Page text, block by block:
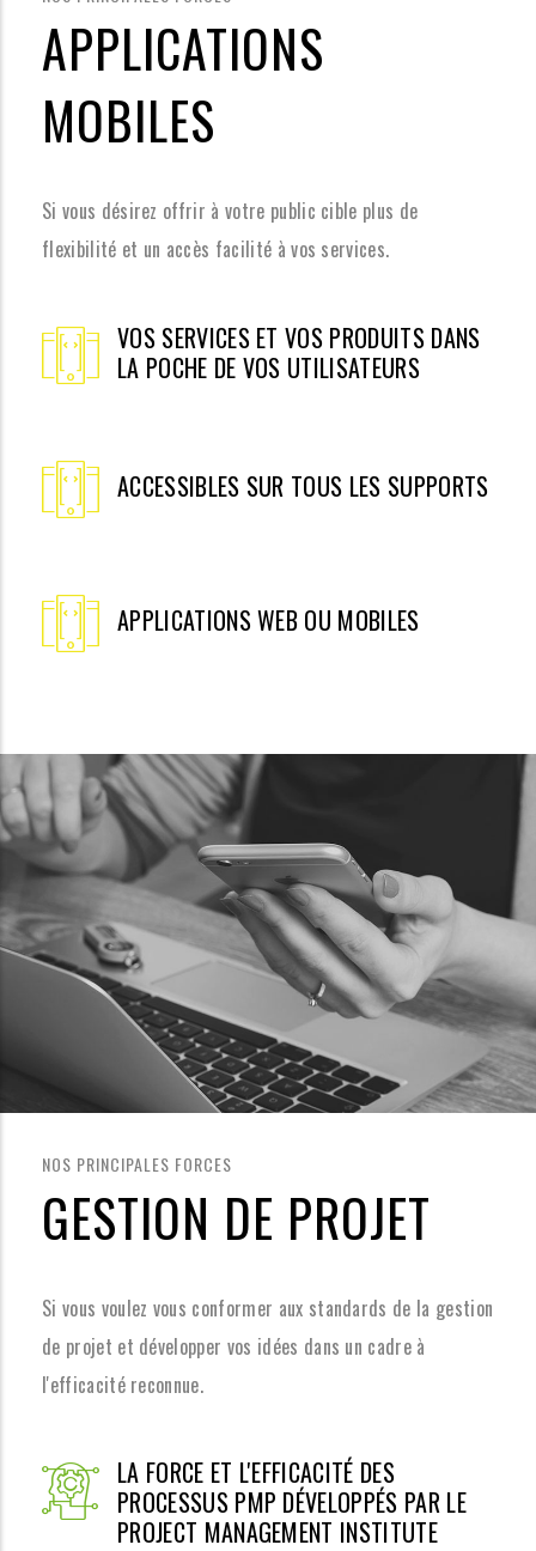
APPLICATIONS
MOBILES
Si vous désirez offrir à votre public cible plus de
flexibilité et un accès facilité à vos services.
VOS SERVICES ET VOS PRODUITS DANS
LA POCHE DE VOS UTILISATEURS
ACCESSIBLES SUR TOUS LES SUPPORTS
APPLICATIONS WEB OU MOBILES
NOS PRINCIPALES FORCES
GESTION DE PROJET
Si vous voulez vous conformer aux standards de la gestion
de projet et développer vos idées dans un cadre à
l'efficacité reconnue.
LA FORCE ET L'EFFICACITÉ DES
PROCESSUS PMP DÉVELOPPÉS PAR LE
PROJECT MANAGEMENT INSTITUTE